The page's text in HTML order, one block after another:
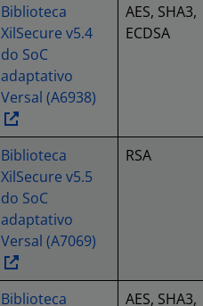
Biblioteca
XilSecure v5.4
do SoC
adaptativo
Versal (A6938)
AES, SHA3,
ECDSA
Biblioteca
XilSecure v5.5
do SoC
adaptativo
Versal (A7069)
RSA
Biblioteca AES, SHA3,